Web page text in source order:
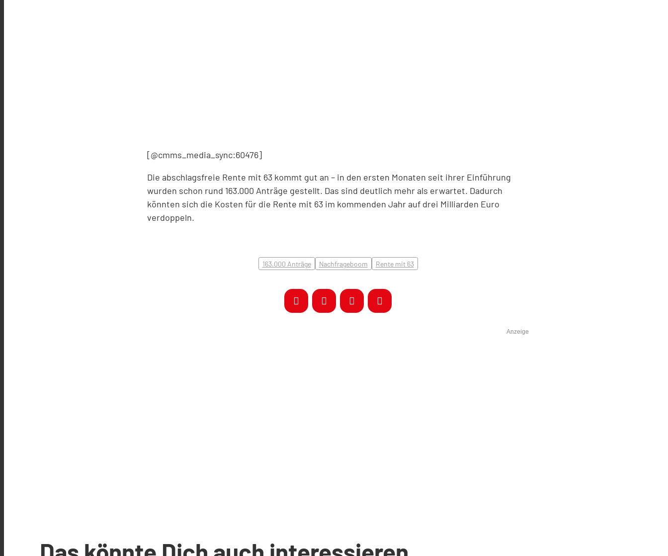
[@cmms_media_sync:60476]
Die abschlagsfreie Rente mit 63 kommt gut an – in den ersten Monaten seit ihrer Einführung
wurden schon rund 163.000 Anträge gestellt. Das sind deutlich mehr als erwartet. Dadurch
könnten sich die Kosten für die Rente mit 63 im kommenden Jahr auf drei Milliarden Euro
verdoppeln.
163.000 Anträge Nachfrageboom Rente mit 63
Anzeige